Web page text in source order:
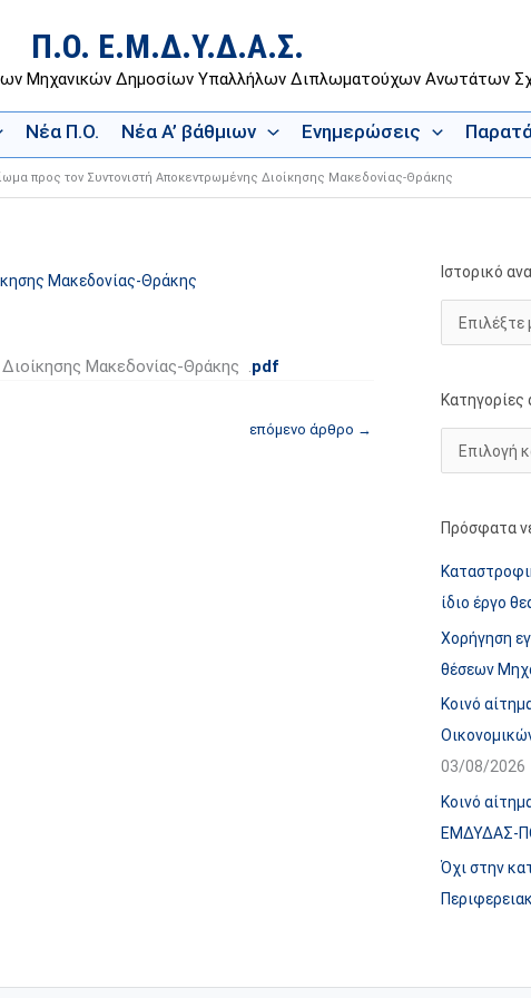
Π.Ο. Ε.Μ.Δ.Υ.Δ.Α.Σ.
Μηχανικών Δημοσίων Υπαλλήλων Διπλωματούχων Ανωτάτων
Νέα Π.Ο. Νέα Α’ βάθμιων Ενημερώσεις
προς τον Συντονιστή Αποκεντρωμένης Διοίκησης Μακεδονίας-Θράκης
Μακεδονίας-Θράκης
Μακεδονίας-Θράκης .pdf
επόμενο άρθρο →
Ιστορικό
Ι
σ
ρ
ι
α
τ
ή
σ
ε
ω
ν
Κ
α
γ
ο
ε
θ
ρ
ω
ν
ι
σ
τ
ο
χ
ο
Πρόσφατα
ίδιο έργο
Χορήγηση
θέσεων
Κοινό
03/08/2026
Κοινό
ΕΜΔΥΔΑΣ-
Όχι στην